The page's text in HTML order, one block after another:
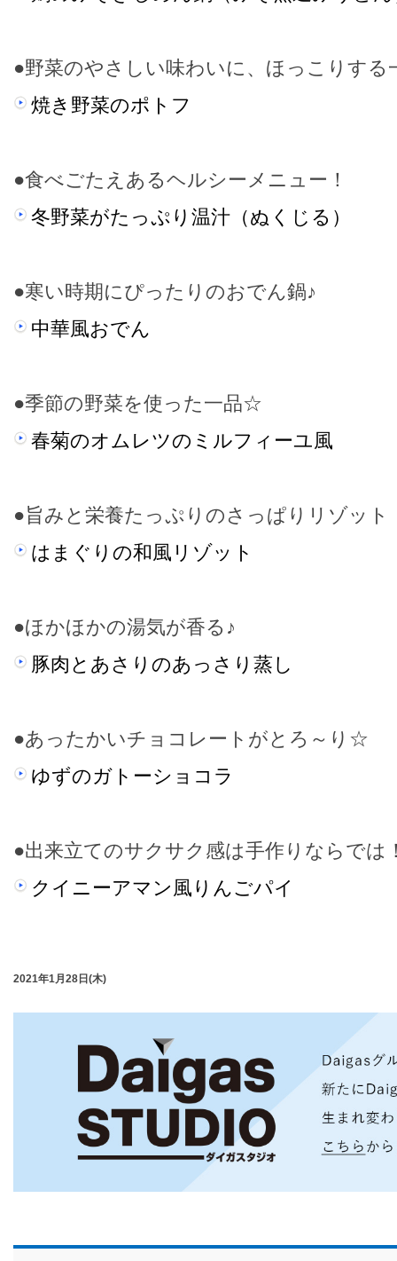
●野菜のやさしい味わいに、ほっこりす
焼き野菜のポトフ
●食べごたえあるヘルシーメニュー！
冬野菜がたっぷり温汁（ぬくじる）
●寒い時期にぴったりのおでん鍋♪
中華風おでん
●季節の野菜を使った一品☆
春菊のオムレツのミルフィーユ風
●旨みと栄養たっぷりのさっぱりリゾット
はまぐりの和風リゾット
●ほかほかの湯気が香る♪
豚肉とあさりのあっさり蒸し
●あったかいチョコレートがとろ～り☆
ゆずのガトーショコラ
●出来立てのサクサク感は手作りならでは
クイニーアマン風りんごパイ
2021年1月28日(木)